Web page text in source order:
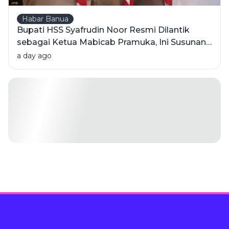
Habar Banua
Bupati HSS Syafrudin Noor Resmi Dilantik
sebagai Ketua Mabicab Pramuka, Ini Susunan
Pengurus 2025-2030
a day ago